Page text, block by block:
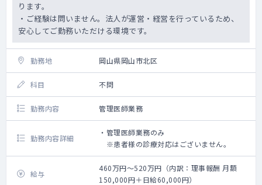
ります。
・ご経験は問いません。法人が運営・経営を行っているため、
安心してご勤務いただける環境です。
勤務地 岡山県岡山市北区
科目 不問
勤務内容 管理医師業務
勤務内容詳細
・管理医師業務のみ
※患者様の診療対応はございません。
給与
460万円～520万円（内訳：理事報酬 月額
150,000円＋日給60,000円）